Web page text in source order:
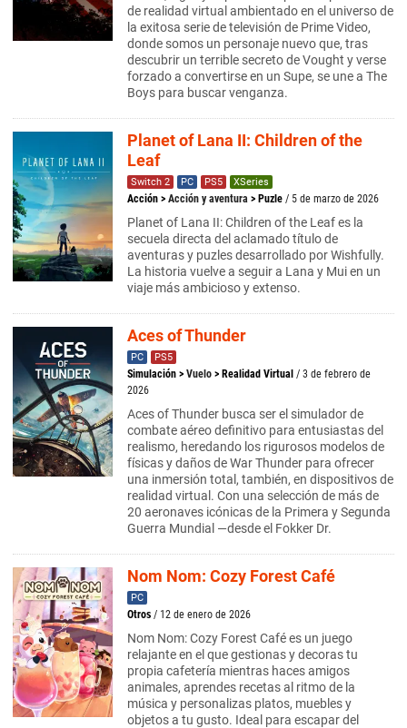
de realidad virtual ambientado en el universo de
la exitosa serie de televisión de Prime Video,
donde somos un personaje nuevo que, tras
descubrir un terrible secreto de Vought y verse
forzado a convertirse en un Supe, se une a The
Boys para buscar venganza.
Planet of Lana II: Children of the
Leaf
Switch 2 PC PS5 XSeries
Acción > Acción y aventura > Puzle / 5 de marzo de 2026
Planet of Lana II: Children of the Leaf es la
secuela directa del aclamado título de
aventuras y puzles desarrollado por Wishfully.
La historia vuelve a seguir a Lana y Mui en un
viaje más ambicioso y extenso.
Aces of Thunder
PC PS5
Simulación > Vuelo > Realidad Virtual / 3 de febrero de
2026
Aces of Thunder busca ser el simulador de
combate aéreo definitivo para entusiastas del
realismo, heredando los rigurosos modelos de
físicas y daños de War Thunder para ofrecer
una inmersión total, también, en dispositivos de
realidad virtual. Con una selección de más de
20 aeronaves icónicas de la Primera y Segunda
Guerra Mundial —desde el Fokker Dr.
Nom Nom: Cozy Forest Café
PC
Otros / 12 de enero de 2026
Nom Nom: Cozy Forest Café es un juego
relajante en el que gestionas y decoras tu
propia cafetería mientras haces amigos
animales, aprendes recetas al ritmo de la
música y personalizas platos, muebles y
objetos a tu gusto. Ideal para escapar del